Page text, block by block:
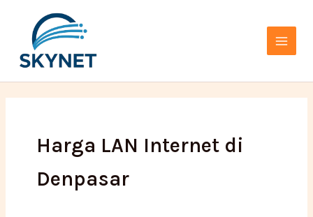
konten
Menu
Harga LAN Internet di
Denpasar